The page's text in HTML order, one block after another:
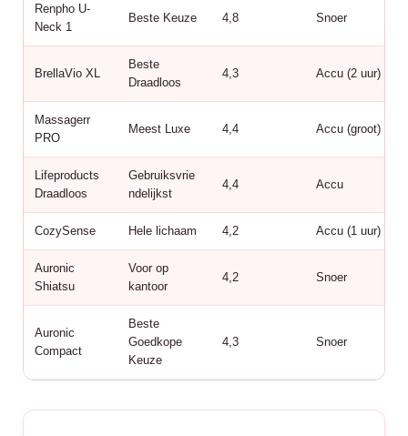
Renpho U-
Neck 1
Beste Keuze 4,8 Snoer
BrellaVio XL
Beste
Draadloos
4,3 Accu (2 uur)
Massagerr
PRO
Meest Luxe 4,4 Accu (groot)
Lifeproducts
Draadloos
Gebruiksvrie
ndelijkst
4,4 Accu
CozySense Hele lichaam 4,2 Accu (1 uur)
Auronic
Shiatsu
Voor op
kantoor
4,2 Snoer
Auronic
Compact
Beste
Goedkope
Keuze
4,3 Snoer